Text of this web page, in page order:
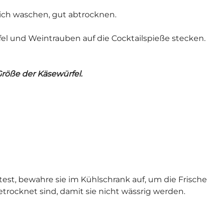
waschen, gut abtrocknen.
und Weintrauben auf die Cocktailspieße stecken.
der Käsewürfel.
bewahre sie im Kühlschrank auf, um die Frische
sind, damit sie nicht wässrig werden.